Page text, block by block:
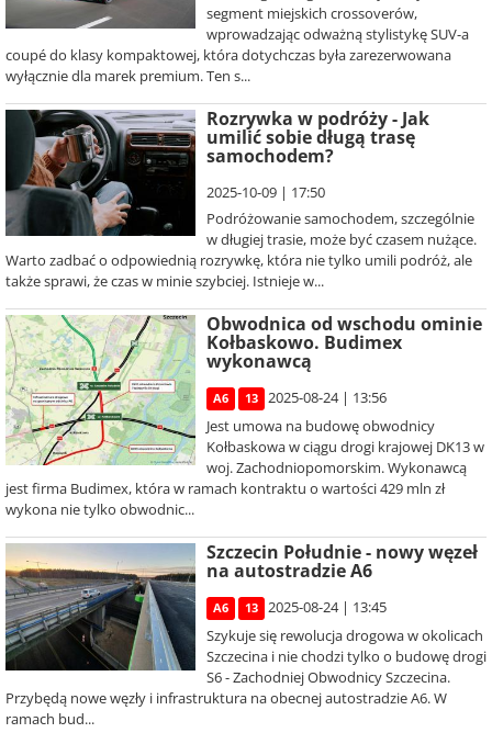
segment miejskich crossoverów,
wprowadzając odważną stylistykę SUV-a
coupé do klasy kompaktowej, która dotychczas była zarezerwowana
wyłącznie dla marek premium. Ten s...
Rozrywka w podróży - Jak
umilić sobie długą trasę
samochodem?
2025-10-09 | 17:50
Podróżowanie samochodem, szczególnie
w długiej trasie, może być czasem nużące.
Warto zadbać o odpowiednią rozrywkę, która nie tylko umili podróż, ale
także sprawi, że czas w minie szybciej. Istnieje w...
Obwodnica od wschodu ominie
Kołbaskowo. Budimex
wykonawcą
A6 13
2025-08-24 | 13:56
Jest umowa na budowę obwodnicy
Kołbaskowa w ciągu drogi krajowej DK13 w
woj. Zachodniopomorskim. Wykonawcą
jest firma Budimex, która w ramach kontraktu o wartości 429 mln zł
wykona nie tylko obwodnic...
Szczecin Południe - nowy węzeł
na autostradzie A6
A6 13
2025-08-24 | 13:45
Szykuje się rewolucja drogowa w okolicach
Szczecina i nie chodzi tylko o budowę drogi
S6 - Zachodniej Obwodnicy Szczecina.
Przybędą nowe węzły i infrastruktura na obecnej autostradzie A6. W
ramach bud...